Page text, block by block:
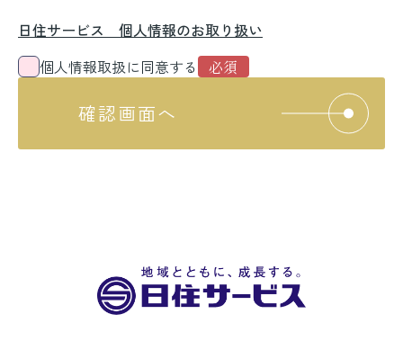
日住サービス 個人情報のお取り扱い
個人情報取扱に同意する
確認画面へ